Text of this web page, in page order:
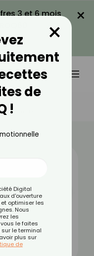
3 et 6 mois
×
Recettes
de
!
×
Digital
d'ouverture
optimiser les
Nous
les
le faites
le terminal
plus sur
de